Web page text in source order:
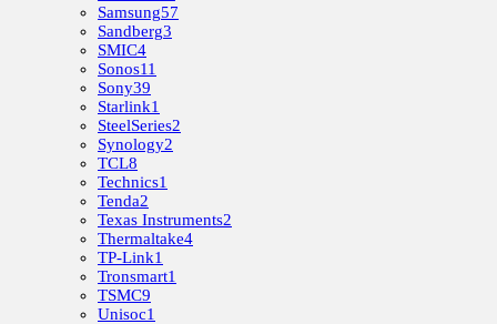
Samsung57
Sandberg3
SMIC4
Sonos11
Sony39
Starlink1
SteelSeries2
Synology2
TCL8
Technics1
Tenda2
Texas Instruments2
Thermaltake4
TP-Link1
Tronsmart1
TSMC9
Unisoc1